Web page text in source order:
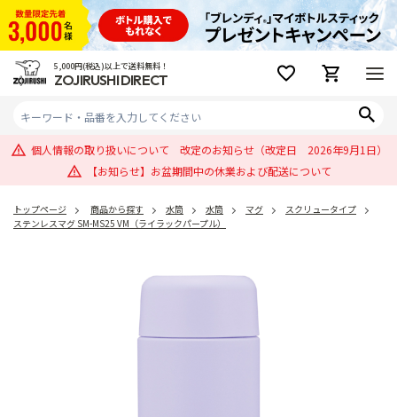
5,000円(税込)以上で送料無料！
ZOJIRUSHI DIRECT
個人情報の取り扱いについて 改定のお知らせ（改定日 2026年9月1日）
【お知らせ】お盆期間中の休業および配送について
トップページ 商品から探す 水筒 水筒 マグ
スクリュータイプ
ステンレスマグ SM-MS25 VM（ライラックパープル）